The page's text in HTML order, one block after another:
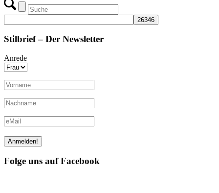
Stilbrief – Der Newsletter
Anrede
Folge uns auf Facebook